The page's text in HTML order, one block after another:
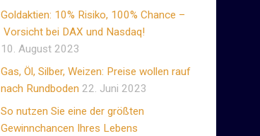
Goldaktien: 10% Risiko, 100% Chance –
Vorsicht bei DAX und Nasdaq!
10. August 2023
Gas, Öl, Silber, Weizen: Preise wollen rauf
nach Rundboden 22. Juni 2023
So nutzen Sie eine der größten
Gewinnchancen Ihres Lebens